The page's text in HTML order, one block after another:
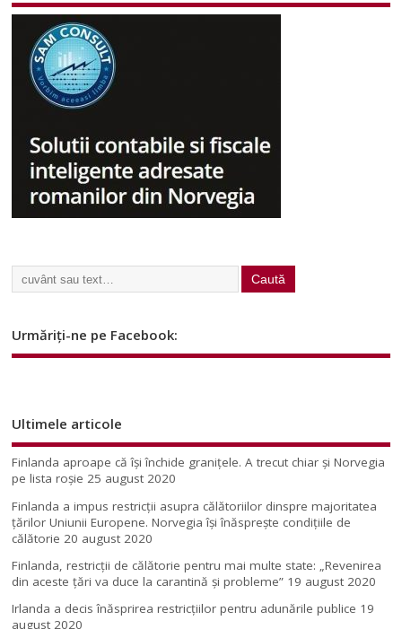
Urmăriți-ne pe Facebook:
Ultimele articole
Finlanda aproape că își închide granițele. A trecut chiar și Norvegia
pe lista roșie 25 august 2020
Finlanda a impus restricţii asupra călătoriilor dinspre majoritatea
ţărilor Uniunii Europene. Norvegia își înăsprește condițiile de
călătorie 20 august 2020
Finlanda, restricţii de călătorie pentru mai multe state: „Revenirea
din aceste ţări va duce la carantină şi probleme” 19 august 2020
Irlanda a decis înăsprirea restricțiilor pentru adunările publice 19
august 2020